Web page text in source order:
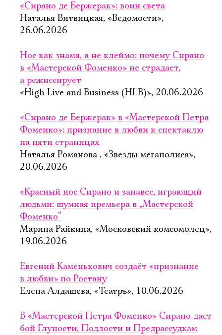
«Сирано де Бержерак»: воин света
Наталья Витвицкая, «Ведомости»,
26.06.2026
Нос как знамя, а не клеймо: почему Сирано
в «Мастерской Фоменко» не страдает,
а режиссирует
«High Live and Business (HLB)», 20.06.2026
«Сирано де Бержерак» в «Мастерской Петра
Фоменко»: признание в любви к спектаклю
на пяти страницах
Наталья Романова , «Звезды мегаполиса»,
20.06.2026
«Красный нос Сирано и занавес, играющий
людьми: шумная премьера в „Мастерской
Фоменко“
Марина Райкина, «Московский комсомолец»,
19.06.2026
Евгений Каменькович создаёт «признание
в любви» по Ростану
Елена Алдашева, «Театръ», 10.06.2026
В «Мастерской Петра Фоменко» Сирано даст
бой Глупости, Подлости и Предрассудкам